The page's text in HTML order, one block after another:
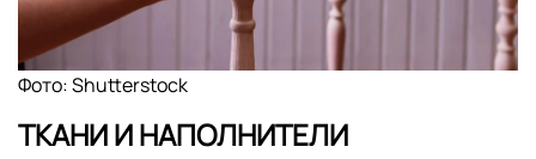
Фото: Shutterstock
ТКАНИ И НАПОЛНИТЕЛИ